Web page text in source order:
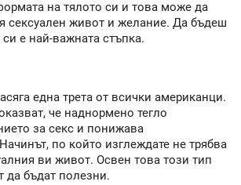
на тялото си и това може да
сексуален живот и желание. Да бъдеш
е най-важната стъпка.
една трета от всички американци.
че наднормено тегло
за секс и понижава
по който изглеждате не трябва
ви живот. Освен това този тип
да бъдат полезни.